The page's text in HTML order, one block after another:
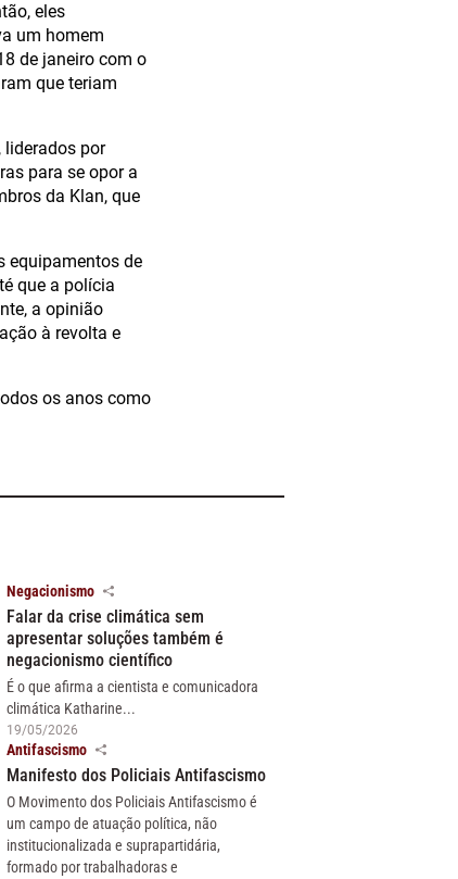
eles
um homem
de janeiro com o
que teriam
liderados por
para se opor a
da Klan, que
equipamentos de
que a polícia
a opinião
à revolta e
os anos como
Negacionismo
Falar da crise climática sem
apresentar soluções também é
negacionismo científico
É o que afirma a cientista e comunicadora
climática Katharine...
19/05/2026
Antifascismo
Manifesto dos Policiais Antifascismo
O Movimento dos Policiais Antifascismo é
um campo de atuação política, não
institucionalizada e suprapartidária,
formado por trabalhadoras e